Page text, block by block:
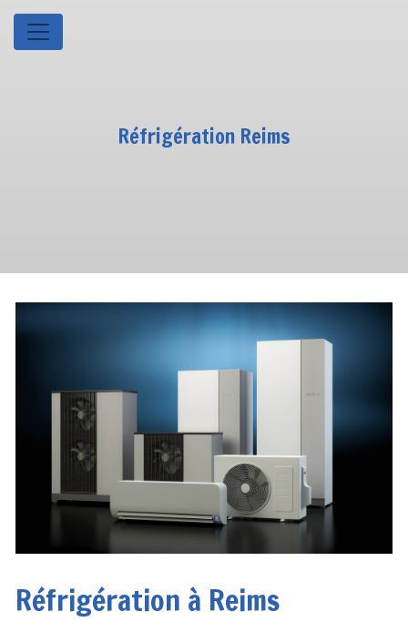
Panneau de gestion des cookies
Réfrigération Reims
Réfrigération à Reims